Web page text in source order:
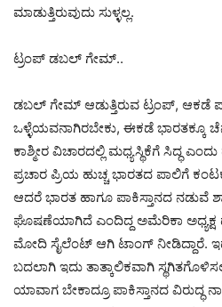
ಮಾಡುತ್ತಿರುವುದು ಸುಳ್ಳಲ್ಲ.
ಟ್ರಂಪ್‌ ಡಬಲ್‌ ಗೇಮ್..
‌ಡಬಲ್‌ ಗೇಮ್‌ ಆಡುತ್ತಿರುವ ಟ್ರಂಪ್‌, ಆಕಡೆ
ಒಳ್ಳೆಯವನಾಗಿರಬೇಕು, ಈಕಡೆ ಭಾರತಕ್ಕೂ
ಕಾಶ್ಮೀರ ವಿಚಾರದಲ್ಲಿ ಮಧ್ಯಸ್ಥಿಕೆಗೆ ಸಿದ್ಧ
ಪ್ರಚಾರ ಪ್ರಿಯ ಹುಚ್ಚ ಭಾರತದ ಪಾಲಿಗೆ
ಆದರೆ ಭಾರತ ಹಾಗೂ ಪಾಕಿಸ್ತಾನದ ನಡುವೆ
ಘೊಷಣೆಯಾಗಿದೆ ಎಂದಿದ್ದ ಅಮೆರಿಕಾ ಅಧ್ಯಕ್ಷ
ಮೋದಿ ಸೈಲೆಂಟ್ ಆಗಿ ಟಾಂಗ್ ನೀಡಿದ್ದಾರೆ.
ಬದಲಾಗಿ ಇದು ತಾತ್ಕಾಲಿಕವಾಗಿ
ಯಾವಾಗ ಬೇಕಾದ್ರೂ ಪಾಕಿಸ್ತಾನದ ವಿರುದ್ಧ